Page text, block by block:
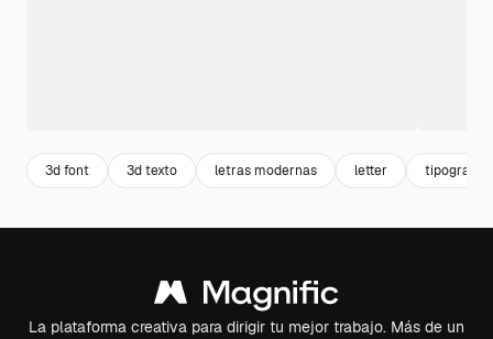
3d font 3d texto letras modernas letter tipografia
La plataforma creativa para dirigir tu mejor trabajo. Más de un